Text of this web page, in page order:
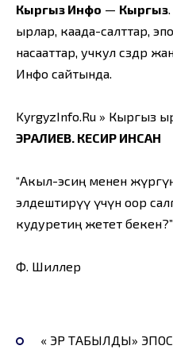
Кыргыз Инфо — Кыргыз
ырлар, каада-салттар,
насааттар, учкул сөздөр
Инфо сайтында.
KyrgyzInfo.Ru » Кыргыз
ЭРАЛИЕВ. КЕСИР ИНСАН
“Акыл-эсиң менен
элдештирүү үчүн оор
кудуретиң жетет бекен?”
Ф. Шиллер
« ЭР ТАБЫЛДЫ»